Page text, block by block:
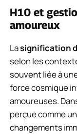
H10 et
amoureux
Lasignification
selon les
souvent liée à
force cosmique
amoureuses.
perçue comme
changements